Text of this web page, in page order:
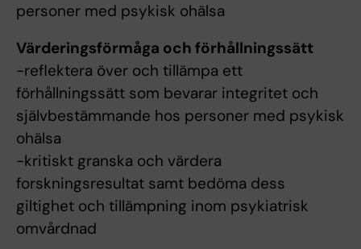
personer med psykisk ohälsa
Värderingsförmåga och förhållningssätt
-reflektera över och tillämpa ett
förhållningssätt som bevarar integritet och
självbestämmande hos personer med psykisk
ohälsa
-kritiskt granska och värdera
forskningsresultat samt bedöma dess
giltighet och tillämpning inom psykiatrisk
omvårdnad